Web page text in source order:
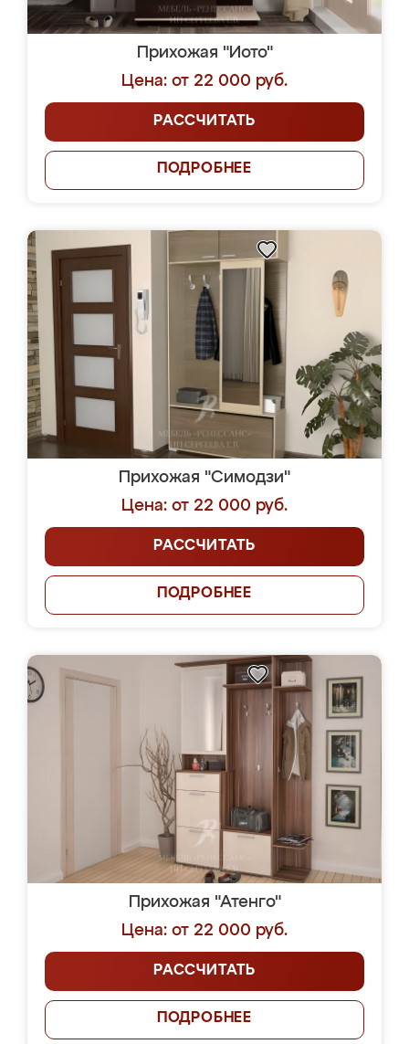
Прихожая "Иото"
Цена: от 22 000 руб.
РАССЧИТАТЬ
ПОДРОБНЕЕ
Прихожая "Симодзи"
Цена: от 22 000 руб.
РАССЧИТАТЬ
ПОДРОБНЕЕ
Прихожая "Атенго"
Цена: от 22 000 руб.
РАССЧИТАТЬ
ПОДРОБНЕЕ